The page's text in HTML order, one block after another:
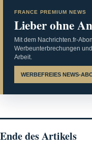
FRANCE PREMIUM NEWS
Lieber ohne
Mit dem Nachrichten.fr-
Werbeunterbrechungen
Arbeit.
WERBEFREIES NEWS-
Ende des Artikels